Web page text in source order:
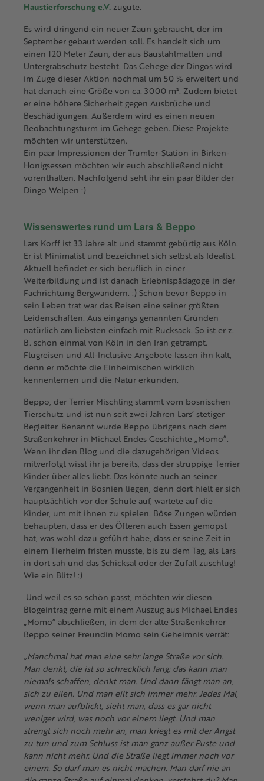
Haustierforschung e.V. zugute.
Es wird dringend ein neuer Zaun gebraucht, der im
September gebaut werden soll. Es handelt sich um
einen 120 Meter Zaun, der aus Baustahlmatten und
Untergrabschutz besteht. Das Gehege der Dingos wird
im Zuge dieser Aktion nochmal um 50 % erweitert und
hat danach eine Größe von ca. 3000 m². Zudem bietet
er eine höhere Sicherheit gegen Ausbrüche und
Beschädigungen. Außerdem wird es einen neuen
Beobachtungsturm im Gehege geben. Diese Projekte
möchten wir unterstützen.
Ein paar Impressionen der Trumler-Station in Birken-
Honigsessen möchten wir euch abschließend nicht
vorenthalten. Nachfolgend seht ihr ein paar Bilder der
Dingo Welpen :)
Wissenswertes rund um Lars & Beppo
Lars Korff ist 33 Jahre alt und stammt gebürtig aus Köln.
Er ist Minimalist und bezeichnet sich selbst als Idealist.
Aktuell befindet er sich beruflich in einer
Weiterbildung und ist danach Erlebnispädagoge in der
Fachrichtung Bergwandern. :) Schon bevor Beppo in
sein Leben trat war das Reisen eine seiner größten
Leidenschaften. Aus eingangs genannten Gründen
natürlich am liebsten einfach mit Rucksack. So ist er z.
B. schon einmal von Köln in den Iran getrampt.
Flugreisen und All-Inclusive Angebote lassen ihn kalt,
denn er möchte die Einheimischen wirklich
kennenlernen und die Natur erkunden.
Beppo, der Terrier Mischling stammt vom bosnischen
Tierschutz und ist nun seit zwei Jahren Lars‘ stetiger
Begleiter. Benannt wurde Beppo übrigens nach dem
Straßenkehrer in Michael Endes Geschichte „Momo“.
Wenn ihr den Blog und die dazugehörigen Videos
mitverfolgt wisst ihr ja bereits, dass der struppige Terrier
Kinder über alles liebt. Das könnte auch an seiner
Vergangenheit in Bosnien liegen, denn dort hielt er sich
hauptsächlich vor der Schule auf, wartete auf die
Kinder, um mit ihnen zu spielen. Böse Zungen würden
behaupten, dass er des Öfteren auch Essen gemopst
hat, was wohl dazu geführt habe, dass er seine Zeit in
einem Tierheim fristen musste, bis zu dem Tag, als Lars
in dort sah und das Schicksal oder der Zufall zuschlug!
Wie ein Blitz! :)
Und weil es so schön passt, möchten wir diesen
Blogeintrag gerne mit einem Auszug aus Michael Endes
„Momo“ abschließen, in dem der alte Straßenkehrer
Beppo seiner Freundin Momo sein Geheimnis verrät:
„Manchmal hat man eine sehr lange Straße vor sich.
Man denkt, die ist so schrecklich lang; das kann man
niemals schaffen, denkt man. Und dann fängt man an,
sich zu eilen. Und man eilt sich immer mehr. Jedes Mal,
wenn man aufblickt, sieht man, dass es gar nicht
weniger wird, was noch vor einem liegt. Und man
strengt sich noch mehr an, man kriegt es mit der Angst
zu tun und zum Schluss ist man ganz außer Puste und
kann nicht mehr. Und die Straße liegt immer noch vor
einem. So darf man es nicht machen. Man darf nie an